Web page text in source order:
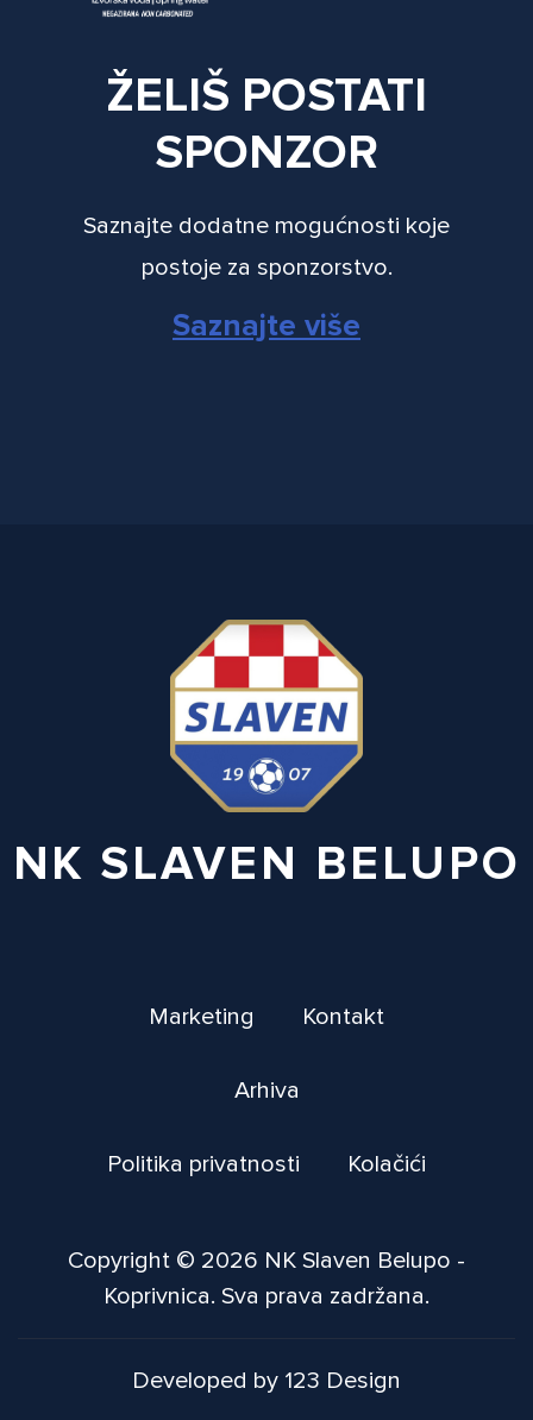
ŽELIŠ POSTATI
SPONZOR
Saznajte dodatne mogućnosti koje
postoje za sponzorstvo.
Saznajte više
NK SLAVEN BELUPO
Marketing Kontakt
Arhiva
Politika privatnosti Kolačići
Copyright © 2026 NK Slaven Belupo -
Koprivnica. Sva prava zadržana.
Developed by 123 Design